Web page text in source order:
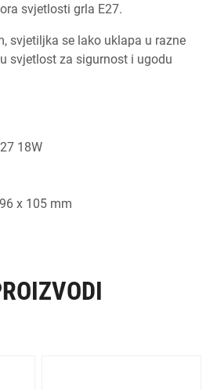
svjetlosti grla E27.
svjetiljka se lako uklapa u razne
svjetlost za sigurnost i ugodu
18W
x 105 mm